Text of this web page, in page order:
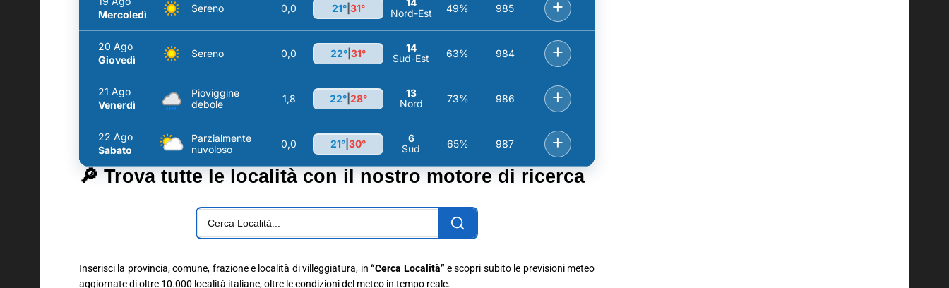
Mercoledì
Sereno 0,0 21°| 31°
14
Nord-Est
49% 985 +
20 Ago
Giovedì
Sereno 0,0 22° 31°
14
Sud-Est
63% 984 +
21 Ago
Venerdì
Pioviggine
debole
1,8 22°| 28°
13
Nord
73% 986 +
22 Ago
Sabato
Parzialmente
nuvoloso
0,0 21° 30°
6
Sud
65% 987 +
🔎 Trova tutte le località con il nostro motore di ricerca
Inserisci la provincia, comune, frazione e località di villeggiatura, in“Cerca Località” e scopri subito le previsioni meteo
aggiornate di oltre 10.000 località italiane, oltre le condizioni del meteo in tempo reale.